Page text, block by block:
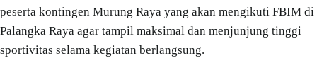
peserta kontingen Murung Raya yang akan mengikuti FBIM di
Palangka Raya agar tampil maksimal dan menjunjung tinggi
sportivitas selama kegiatan berlangsung.